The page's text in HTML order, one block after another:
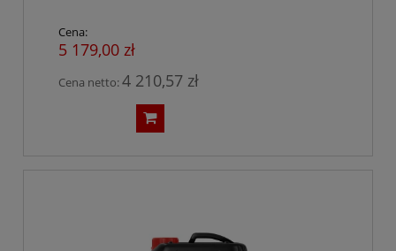
Cena:
5 179,00 zł
Cena netto:4 210,57 zł